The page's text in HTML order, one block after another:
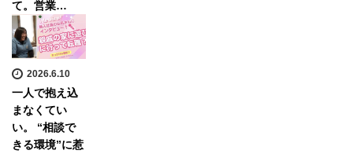
て。営業…
2026.6.10
一人で抱え込
まなくてい
い。 “相談で
きる環境”に惹